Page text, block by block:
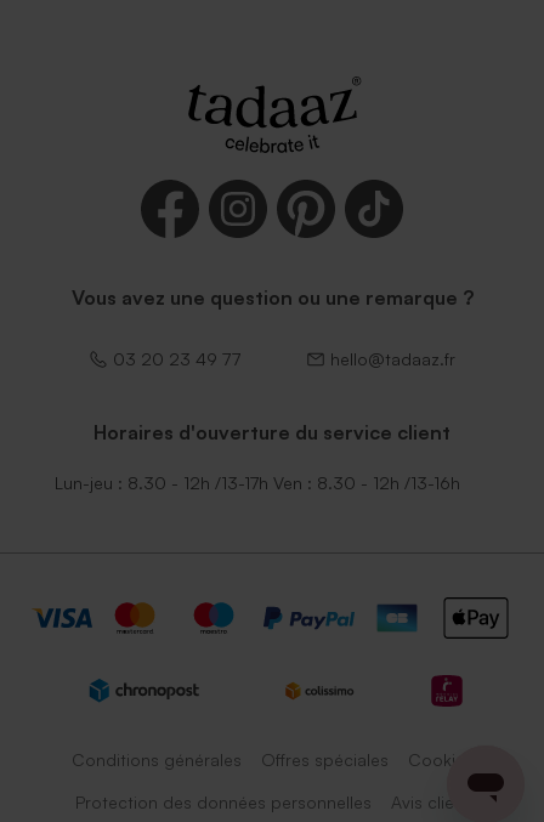
Vous avez une question ou une remarque ?
03 20 23 49 77 hello@tadaaz.fr
Horaires d'ouverture du service client
Lun-jeu : 8.30 - 12h /13-17h Ven : 8.30 - 12h /13-16h
Conditions générales Offres spéciales Cookies
Protection des données personnelles Avis client